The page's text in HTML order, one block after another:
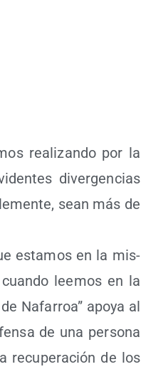
rea­li­zan­do por la
diver­gen­cias
sean más de
esta­mos en la mis­
lee­mos en la
Nafa­rroa” apo­ya al
de una per­so­na
recu­pe­ra­ción de los